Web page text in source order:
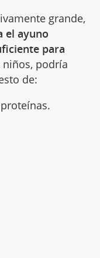
grande,
el ayuno
para
niños, podría
de: